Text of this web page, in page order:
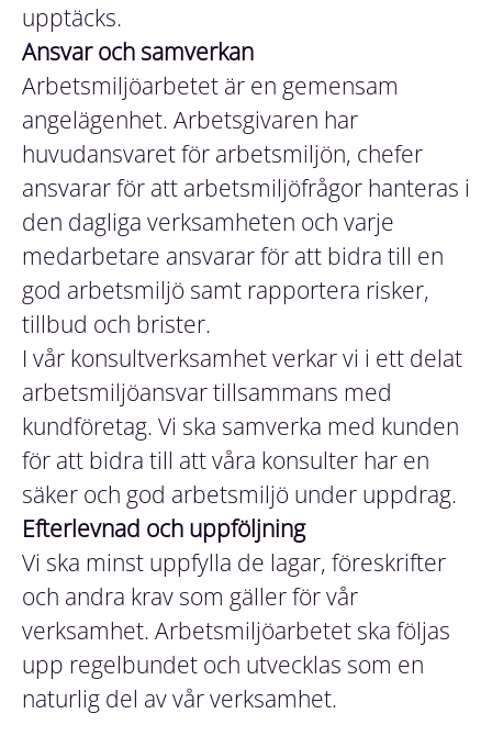
upptäcks.
Ansvar och samverkan
Arbetsmiljöarbetet är en gemensam
angelägenhet. Arbetsgivaren har
huvudansvaret för arbetsmiljön, chefer
ansvarar för att arbetsmiljöfrågor hanteras i
den dagliga verksamheten och varje
medarbetare ansvarar för att bidra till en
god arbetsmiljö samt rapportera risker,
tillbud och brister.
I vår konsultverksamhet verkar vi i ett delat
arbetsmiljöansvar tillsammans med
kundföretag. Vi ska samverka med kunden
för att bidra till att våra konsulter har en
säker och god arbetsmiljö under uppdrag.
Efterlevnad och uppföljning
Vi ska minst uppfylla de lagar, föreskrifter
och andra krav som gäller för vår
verksamhet. Arbetsmiljöarbetet ska följas
upp regelbundet och utvecklas som en
naturlig del av vår verksamhet.